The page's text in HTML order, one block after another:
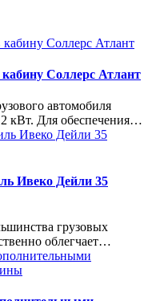
Соллерс Атлант
автомобиля
кВт. Для обеспечения…
Ивеко Дейли 35
грузовых
облегчает…